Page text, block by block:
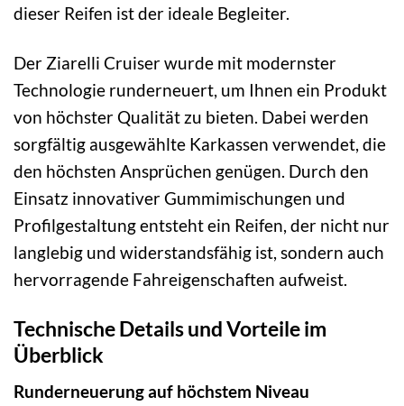
dieser Reifen ist der ideale Begleiter.
Der Ziarelli Cruiser wurde mit modernster
Technologie runderneuert, um Ihnen ein Produkt
von höchster Qualität zu bieten. Dabei werden
sorgfältig ausgewählte Karkassen verwendet, die
den höchsten Ansprüchen genügen. Durch den
Einsatz innovativer Gummimischungen und
Profilgestaltung entsteht ein Reifen, der nicht nur
langlebig und widerstandsfähig ist, sondern auch
hervorragende Fahreigenschaften aufweist.
Technische Details und Vorteile im
Überblick
Runderneuerung auf höchstem Niveau